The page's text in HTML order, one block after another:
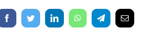
FacebookTwitterLinkedInWhatsAppTelegram
E-
mail